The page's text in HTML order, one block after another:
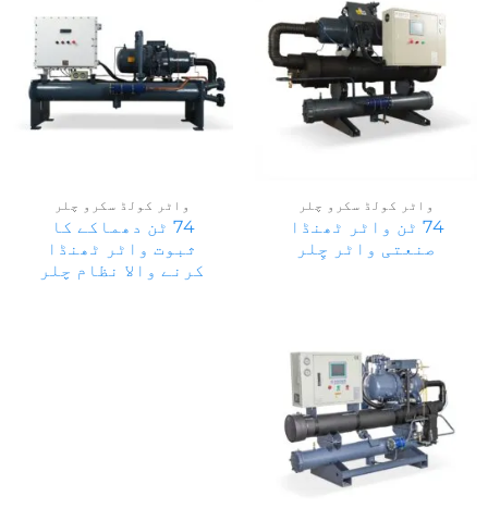
واٹر کولڈ سکرو چلر
74 ٹن دھماکے کا
ثبوت واٹر ٹھنڈا
کرنے والا نظام چلر
واٹر کولڈ سکرو چلر
74 ٹن واٹر ٹھنڈا
صنعتی واٹر چِلر